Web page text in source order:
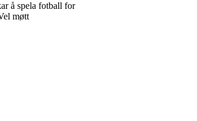
å spela fotball for
møtt